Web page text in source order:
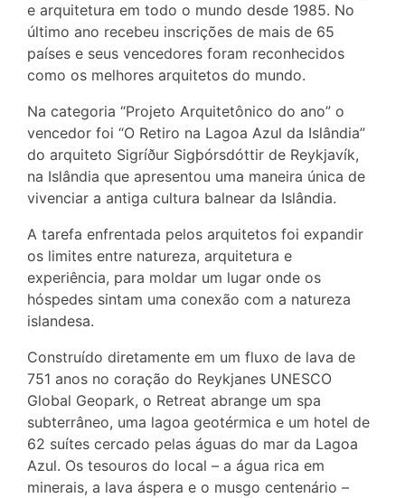
e arquitetura em todo o mundo desde 1985. No
último ano recebeu inscrições de mais de 65
países e seus vencedores foram reconhecidos
como os melhores arquitetos do mundo.
Na categoria “Projeto Arquitetônico do ano” o
vencedor foi “O Retiro na Lagoa Azul da Islândia”
do arquiteto Sigríður Sigþórsdóttir de Reykjavík,
na Islândia que apresentou uma maneira única de
vivenciar a antiga cultura balnear da Islândia.
A tarefa enfrentada pelos arquitetos foi expandir
os limites entre natureza, arquitetura e
experiência, para moldar um lugar onde os
hóspedes sintam uma conexão com a natureza
islandesa.
Construído diretamente em um fluxo de lava de
751 anos no coração do Reykjanes UNESCO
Global Geopark, o Retreat abrange um spa
subterrâneo, uma lagoa geotérmica e um hotel de
62 suítes cercado pelas águas do mar da Lagoa
Azul. Os tesouros do local – a água rica em
minerais, a lava áspera e o musgo centenário –